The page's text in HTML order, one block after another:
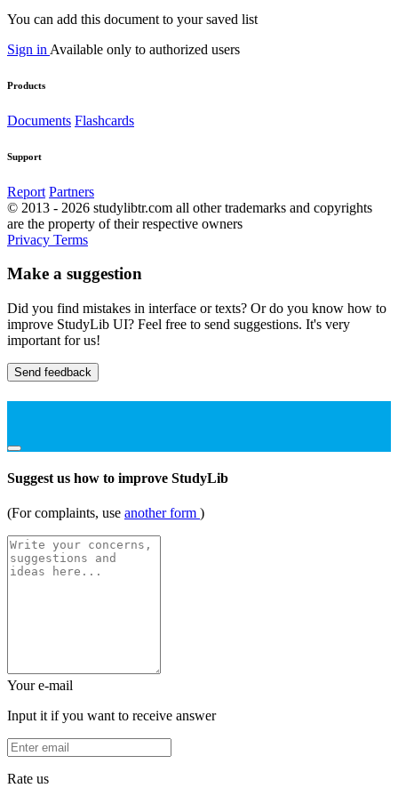
You can add this document to your saved list
Sign in Available only to authorized users
Products
Documents Flashcards
Support
Report Partners
© 2013 - 2026 studylibtr.com all other trademarks and copyrights
are the property of their respective owners
Privacy Terms
Make a suggestion
Did you find mistakes in interface or texts? Or do you know how to
improve StudyLib UI? Feel free to send suggestions. It's very
important for us!
Send feedback
Suggest us how to improve StudyLib
(For complaints, use another form )
Your e-mail
Input it if you want to receive answer
Rate us